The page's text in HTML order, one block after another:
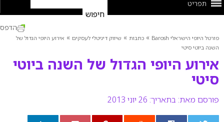
תפריט
פורטל היופי הישראלי Barosh » כתבות » שיווק דיגיטלי לעסקים » אירוע היופי הגדול של
השנה ביוטי סיטי
אירוע היופי הגדול של השנה ביוטי
סיטי
פורסם מאת: בתאריך: 26 יוני 2013
הדפס